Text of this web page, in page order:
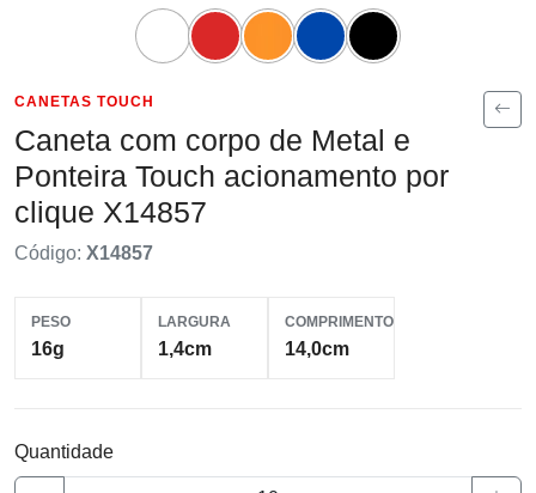
CANETAS TOUCH
Caneta com corpo de Metal e
Ponteira Touch acionamento por
clique X14857
Código: X14857
PESO
16g
LARGURA
1,4cm
COMPRIMENTO
14,0cm
Quantidade